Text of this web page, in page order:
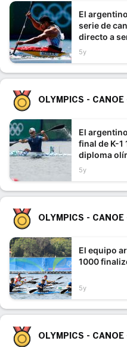
El
serie de
directo a
5y
OLYMPICS - CANOE
El
final de K-1
diploma
5y
OLYMPICS - CANOE
El equipo
1000
5y
OLYMPICS - CANOE